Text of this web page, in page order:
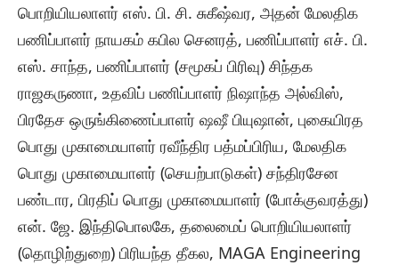
பொறியியலாளர் எஸ். பி. சி. சுகீஷ்வர, அதன் மேலதிக
பணிப்பாளர் நாயகம் கபில செனரத், பணிப்பாளர் எச். பி.
எஸ். சாந்த, பணிப்பாளர் (சமூகப் பிரிவு) சிந்தக
ராஜகருணா, உதவிப் பணிப்பாளர் நிஷாந்த அல்விஸ்,
பிரதேச ஒருங்கிணைப்பாளர் ஷஷீ பியுஷான், புகையிரத
பொது முகாமையாளர் ரவீந்திர பத்மப்பிரிய, மேலதிக
பொது முகாமையாளர் (செயற்பாடுகள்) சந்திரசேன
பண்டார, பிரதிப் பொது முகாமையாளர் (போக்குவரத்து)
என். ஜே. இந்திபொலகே, தலைமைப் பொறியியலாளர்
(தொழிற்துறை) பிரியந்த தீகல, MAGA Engineering